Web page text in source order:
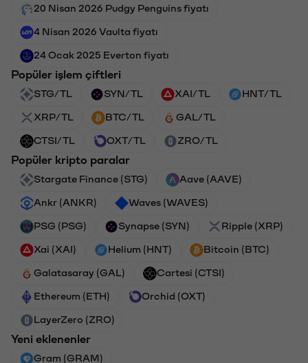
20 Nisan 2026 Pudgy Penguins fiyatı
4 Nisan 2026 Vaulta fiyatı
24 Ocak 2025 Everton fiyatı
Popüler işlem çiftleri
STG/TL SYN/TL XAI/TL HNT/TL
XRP/TL BTC/TL GAL/TL
CTSI/TL OXT/TL ZRO/TL
Popüler kripto paralar
Stargate Finance (STG) Aave (AAVE)
Ankr (ANKR) Waves (WAVES)
PSG (PSG) Synapse (SYN) Ripple (XRP)
Xai (XAI) Helium (HNT) Bitcoin (BTC)
Galatasaray (GAL) Cartesi (CTSI)
Ethereum (ETH) Orchid (OXT)
LayerZero (ZRO)
Yeni eklenenler
Gram (GRAM)